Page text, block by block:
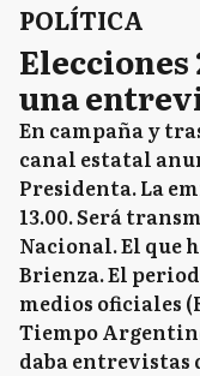
POLÍTICA
una
En campaña y
canal estatal
Presidenta. La
13.00. Será
Nacional. El que
Brienza. El
medios oficiales
Tiempo
daba entrevistas